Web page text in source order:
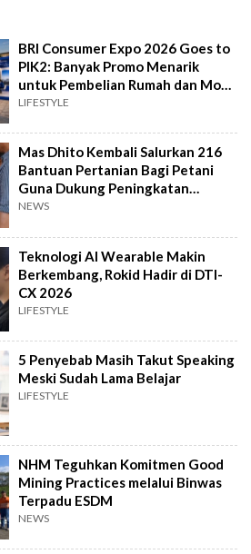
BRI Consumer Expo 2026 Goes to
PIK2: Banyak Promo Menarik
untuk Pembelian Rumah dan Mobil
Baru
LIFESTYLE
Mas Dhito Kembali Salurkan 216
Bantuan Pertanian Bagi Petani
Guna Dukung Peningkatan
Produksi
NEWS
Teknologi AI Wearable Makin
Berkembang, Rokid Hadir di DTI-
CX 2026
LIFESTYLE
5 Penyebab Masih Takut Speaking
Meski Sudah Lama Belajar
LIFESTYLE
NHM Teguhkan Komitmen Good
Mining Practices melalui Binwas
Terpadu ESDM
NEWS